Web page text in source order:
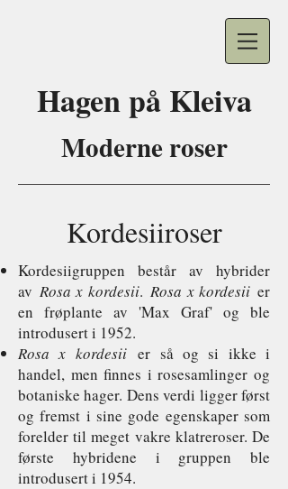
Hagen på Kleiva
Moderne roser
Kordesiiroser
Kordesiigruppen består av hybrider
av Rosa x kordesii. Rosa x kordesii er
en frøplante av 'Max Graf' og ble
introdusert i 1952.
Rosa x kordesiier så og si ikke i
handel, men finnes i rosesamlinger og
botaniske hager. Dens verdi ligger først
og fremst i sine gode egenskaper som
forelder til meget vakre klatreroser. De
første hybridene i gruppen ble
introdusert i 1954.